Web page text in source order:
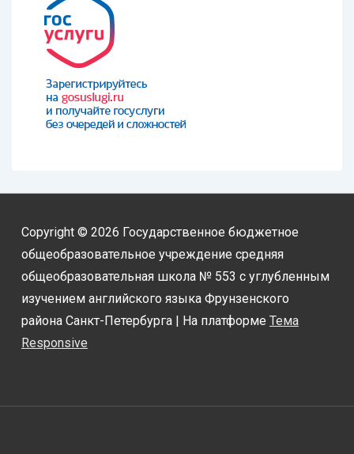
Copyright © 2026 Государственное бюджетное
общеобразовательное учреждение средняя
общеобразовательная школа № 553 с углубленным
изучением английского языка Фрунзенского
района Санкт-Петербурга | На платформе Тема
Responsive